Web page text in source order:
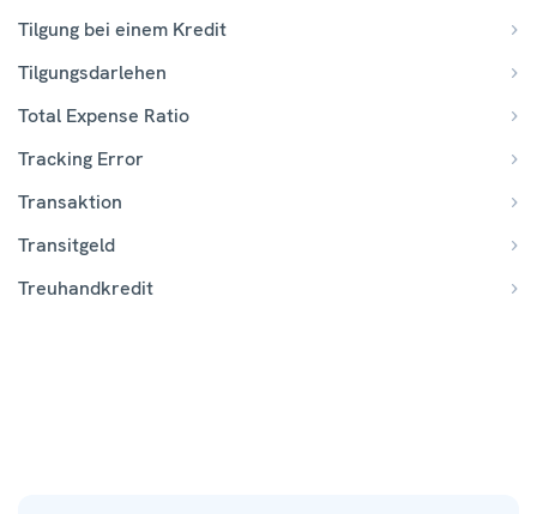
Tilgung bei einem Kredit
Tilgungsdarlehen
Total Expense Ratio
Tracking Error
Transaktion
Transitgeld
Treuhandkredit